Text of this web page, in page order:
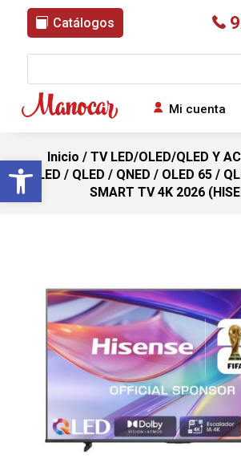
Abrir barra de herramientas
Catálogos
Mi cuenta
Inicio / TV LED/OLED/QLED Y
LED / QLED / QNED / OLED 65/
SMART TV 4K 2026